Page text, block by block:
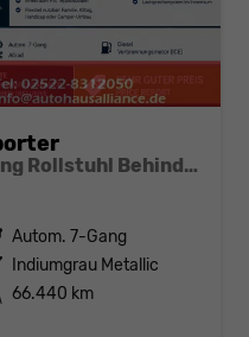
2.0 TDI 4Motion Kombi lang Rollstuhl Behindertengerecht
Autom. 7-Gang
Indiumgrau Metallic
66.440 km